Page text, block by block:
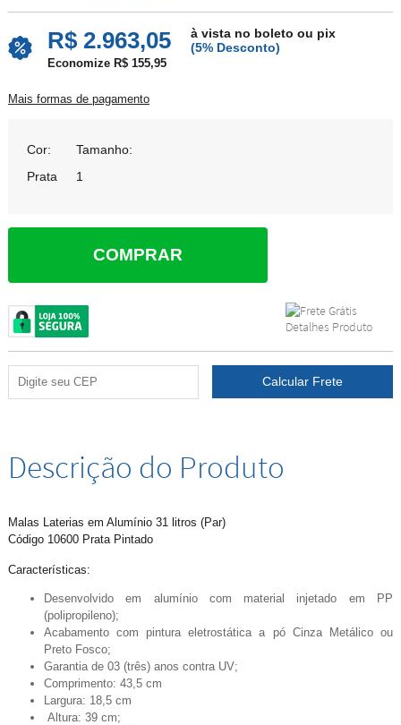
R$ 2.963,05
à vista no boleto ou pix
(5% Desconto)
Economize R$ 155,95
Mais formas de pagamento
Cor:
Prata
Tamanho:
1
COMPRAR
Descrição do Produto
Malas Laterias em Alumínio 31 litros (Par)
Código 10600 Prata Pintado
Características:
Desenvolvido em alumínio com material injetado em PP
(polipropileno);
Acabamento com pintura eletrostática a pó Cinza Metálico ou
Preto Fosco;
Garantia de 03 (três) anos contra UV;
Comprimento: 43,5 cm
Largura: 18,5 cm
Altura: 39 cm;